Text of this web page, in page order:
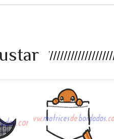
RT47AS -
Pokemon ...